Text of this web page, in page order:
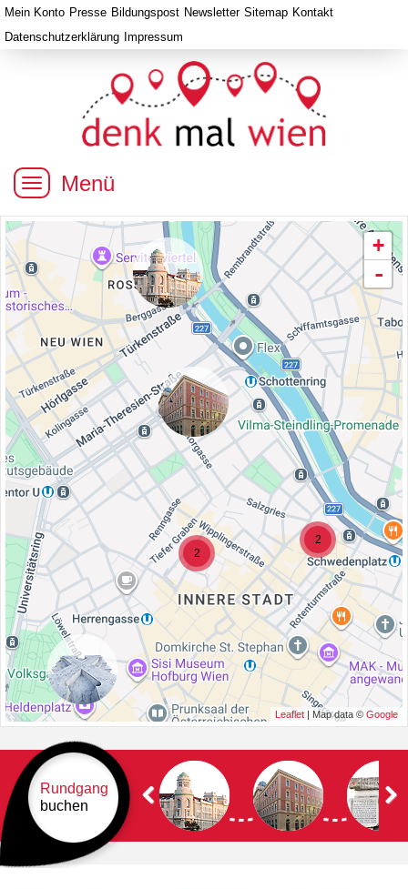
Menü
Mein Konto Presse Bildungspost Newsletter Sitemap Kontakt
Datenschutzerklärung Impressum
2
2
+
-
Leaflet | Map data © Google
Rundgang
buchen
Zurück